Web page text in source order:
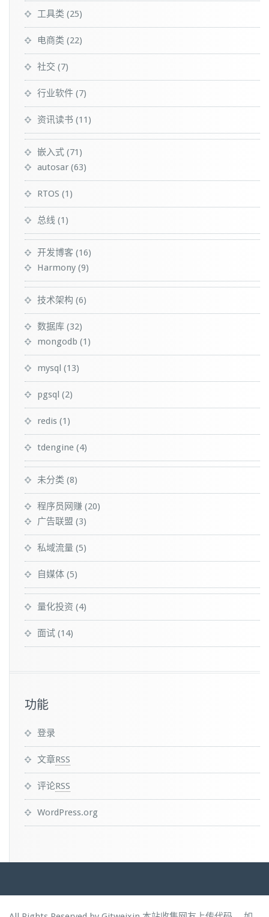
工具类 (25)
电商类 (22)
社交 (7)
行业软件 (7)
资讯读书 (11)
嵌入式 (71)
autosar (63)
RTOS (1)
总线 (1)
开发博客 (16)
Harmony (9)
技术架构 (6)
数据库 (32)
mongodb (1)
mysql (13)
pgsql (2)
redis (1)
tdengine (4)
未分类 (8)
程序员网赚 (20)
广告联盟 (3)
私域流量 (5)
自媒体 (5)
量化投资 (4)
面试 (14)
功能
登录
文章RSS
评论RSS
WordPress.org